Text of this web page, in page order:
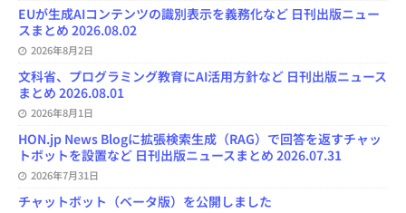
EUが生成AIコンテンツの識別表示を義務化など 日刊出版ニュー
スまとめ 2026.08.02
2026年8月2日
文科省、プログラミング教育にAI活用方針など 日刊出版ニュース
まとめ 2026.08.01
2026年8月1日
HON.jp News Blogに拡張検索生成（RAG）で回答を返すチャッ
トボットを設置など 日刊出版ニュースまとめ 2026.07.31
2026年7月31日
チャットボット（ベータ版）を公開しました